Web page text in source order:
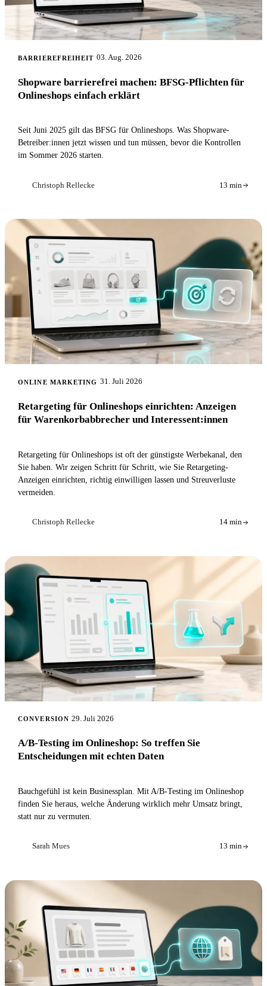
BARRIEREFREIHEIT 03. Aug. 2026
Shopware barrierefrei machen: BFSG-Pflichten für
Onlineshops einfach erklärt
Seit Juni 2025 gilt das BFSG für Onlineshops. Was Shopware-
Betreiber:innen jetzt wissen und tun müssen, bevor die Kontrollen
im Sommer 2026 starten.
Christoph Rellecke 13 min
ONLINE MARKETING 31. Juli 2026
Retargeting für Onlineshops einrichten: Anzeigen
für Warenkorbabbrecher und Interessent:innen
Retargeting für Onlineshops ist oft der günstigste Werbekanal, den
Sie haben. Wir zeigen Schritt für Schritt, wie Sie Retargeting-
Anzeigen einrichten, richtig einwilligen lassen und Streuverluste
vermeiden.
Christoph Rellecke 14 min
CONVERSION 29. Juli 2026
A/B-Testing im Onlineshop: So treffen Sie
Entscheidungen mit echten Daten
Bauchgefühl ist kein Businessplan. Mit A/B-Testing im Onlineshop
finden Sie heraus, welche Änderung wirklich mehr Umsatz bringt,
statt nur zu vermuten.
Sarah Mues 13 min